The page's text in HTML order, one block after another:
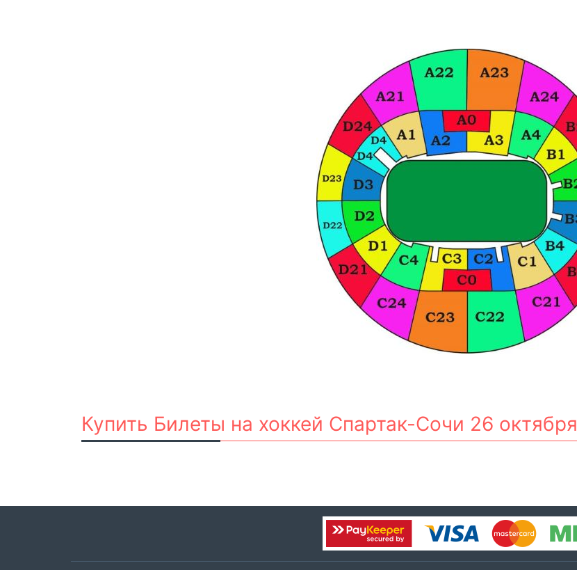
Купить Билеты на хоккей Спартак-Сочи 26 октября